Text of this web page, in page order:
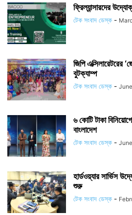
ফ্রিল্যান্সারদের
টেক সংবাদ ডেস্ক -
জিপি এক্সিলারেটরের
বুটক্যাম্প
টেক সংবাদ ডেস্ক -
৬ কোটি টাকা
বাংলাদেশ
টেক সংবাদ ডেস্ক -
হার্ডওয়্যার সার্ভিস
শুরু
টেক সংবাদ ডেস্ক -